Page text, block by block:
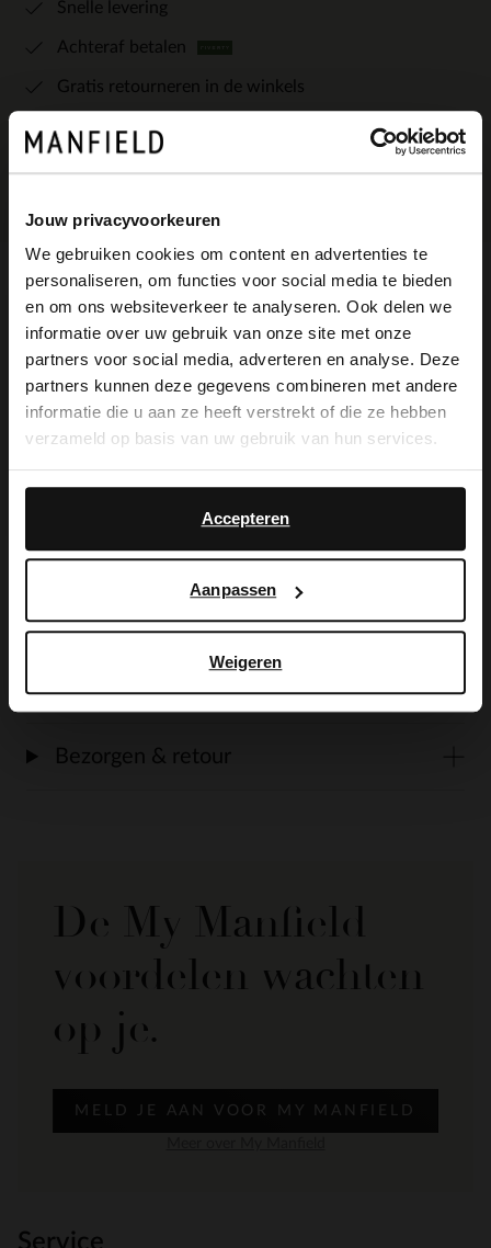
Jouw privacyvoorkeuren
We gebruiken cookies om content en advertenties te
personaliseren, om functies voor social media te bieden
en om ons websiteverkeer te analyseren. Ook delen we
informatie over uw gebruik van onze site met onze
partners voor social media, adverteren en analyse. Deze
partners kunnen deze gegevens combineren met andere
informatie die u aan ze heeft verstrekt of die ze hebben
verzameld op basis van uw gebruik van hun services.
Accepteren
Aanpassen
Weigeren
Snelle levering
Achteraf betalen
Gratis retourneren in de winkels
Bekijk de winkelvoorraad
Omschrijving
Zilveren leren sneakers van Manfield met
bruine zool van 2 cm en een uitneembare
binnenzool. We adviseren als verzorging
en bescherming de Collonil Carbon Pro.
Alles over dit product
Maattabel
Bezorgen & retour
De My Manfield
voordelen wachten
op je.
MELD JE AAN VOOR MY MANFIELD
×
View this website in English?
It looks like your language isn't Dutch. Would
you like to switch to English?
English